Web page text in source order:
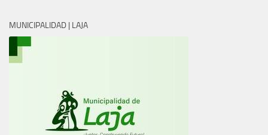
MUNICIPALIDAD | LAJA